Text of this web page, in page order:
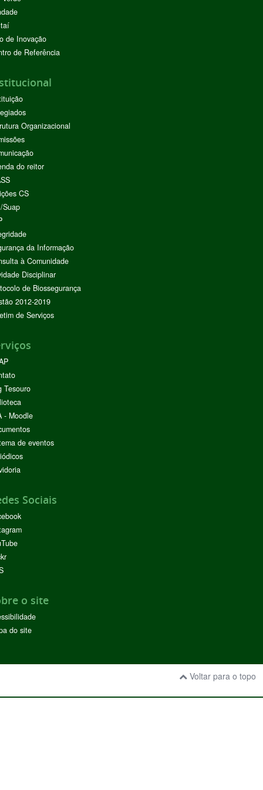
de Inovação
de Referência
Organizacional
do reitor
CS
Suap
da Informação
à Comunidade
Disciplinar
de Biossegurança
2012-2019
de Serviços
Tesouro
- Moodle
de eventos
Sociais
o site
do site
Voltar para o topo